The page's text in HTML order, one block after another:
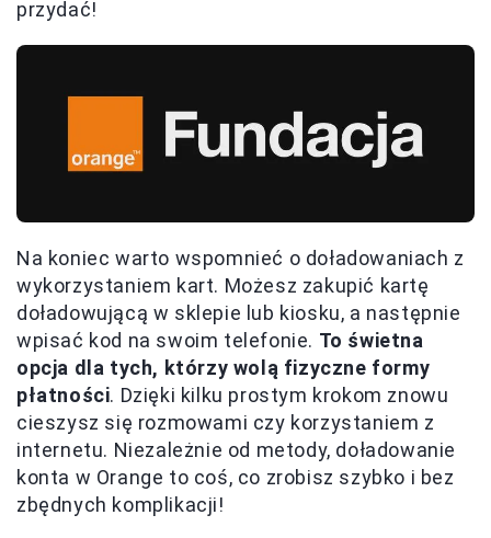
przydać!
Na koniec warto wspomnieć o doładowaniach z
wykorzystaniem kart. Możesz zakupić kartę
doładowującą w sklepie lub kiosku, a następnie
wpisać kod na swoim telefonie. To świetna
opcja dla tych, którzy wolą fizyczne formy
płatności. Dzięki kilku prostym krokom znowu
cieszysz się rozmowami czy korzystaniem z
internetu. Niezależnie od metody, doładowanie
konta w Orange to coś, co zrobisz szybko i bez
zbędnych komplikacji!